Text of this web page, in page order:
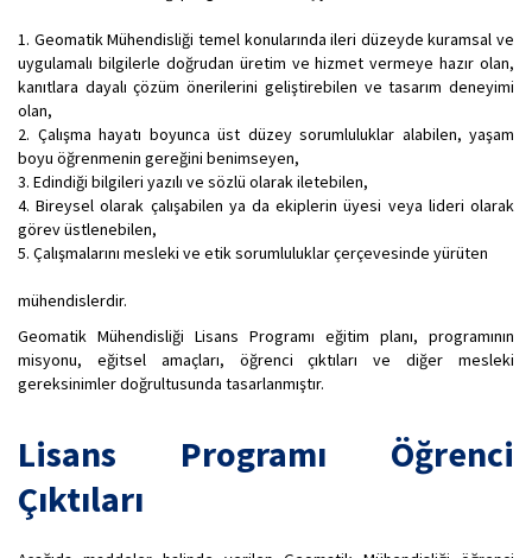
1. Geomatik Mühendisliği temel konularında ileri düzeyde kuramsal ve
uygulamalı bilgilerle doğrudan üretim ve hizmet vermeye hazır olan,
kanıtlara dayalı çözüm önerilerini geliştirebilen ve tasarım deneyimi
olan,
2. Çalışma hayatı boyunca üst düzey sorumluluklar alabilen, yaşam
boyu öğrenmenin gereğini benimseyen,
3. Edindiği bilgileri yazılı ve sözlü olarak iletebilen,
4. Bireysel olarak çalışabilen ya da ekiplerin üyesi veya lideri olarak
görev üstlenebilen,
5. Çalışmalarını mesleki ve etik sorumluluklar çerçevesinde yürüten
mühendislerdir.
Geomatik Mühendisliği Lisans Programı eğitim planı, programının
misyonu, eğitsel amaçları, öğrenci çıktıları ve diğer mesleki
gereksinimler doğrultusunda tasarlanmıştır.
Lisans Programı Öğrenci
Çıktıları